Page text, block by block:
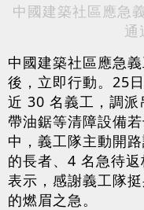
中國建築社區應急
通
中國建築社區應急
後，立即行動。25
近 30 名義工，調
帶油鋸等清障設備
中，義工隊主動開
的長者、4 名急待
表示，感謝義工隊
的燃眉之急。